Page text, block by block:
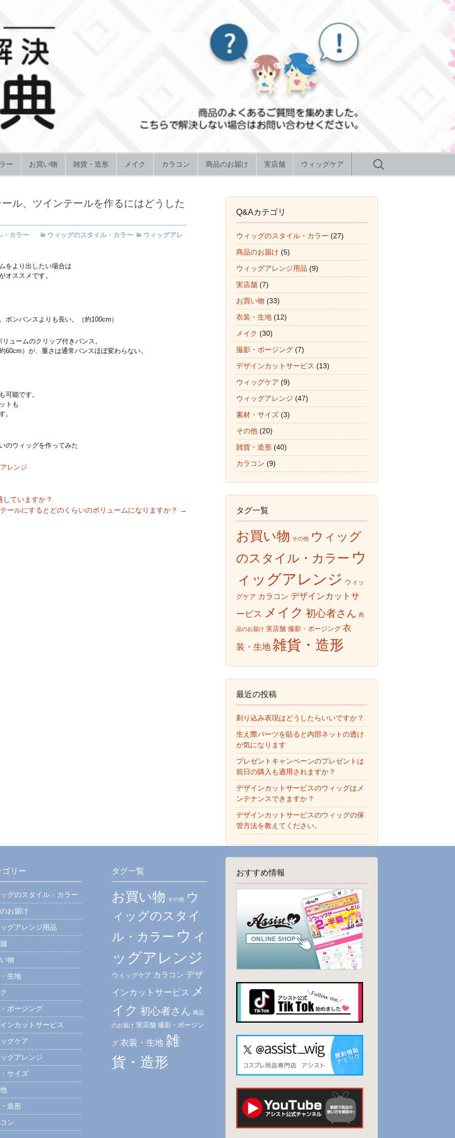
ー お買い物 雑貨・造形 メイク カラコン 商品のお届け 実店舗 ウィッグケア
検
ル、ツインテールを作るにはどうした
・カラー ウィッグのスタイル・カラー
ウィッグアレ
をより出したい場合は
オススメです。
ンバンスよりも長い。（約100cm）
ュームのクリップ付きバンス。
、重さは通常バンスほぼ変わらない。
可能です。
トも
。
のウィッグを作ってみた
レンジ
ていますか？
ールにするとどのくらいのボリュームになりますか？ →
Q&Aカテゴリ
ウィッグのスタイル・カラー (27)
商品のお届け (5)
ウィッグアレンジ用品 (9)
実店舗 (7)
お買い物 (33)
衣装・生地 (12)
メイク (30)
撮影・ポージング (7)
デザインカットサービス (13)
ウィッグケア (9)
ウィッグアレンジ (47)
素材・サイズ (3)
その他 (20)
雑貨・造形 (40)
カラコン (9)
タグ一覧
お買い物 その他 ウィッグ
のスタイル・カラー ウ
ィッグアレンジ ウィッ
グケア カラコン デザインカットサ
ービス メイク 初心者さん 商
品のお届け 実店舗 撮影・ポージング 衣
装・生地 雑貨・造形
最近の投稿
剃り込み表現はどうしたらいいですか？
生え際パーツを貼ると内部ネットの透け
が気になります
プレゼントキャンペーンのプレゼントは
前日の購入も適用されますか？
デザインカットサービスのウィッグはメ
ンテナンスできますか？
デザインカットサービスのウィッグの保
管方法を教えてください。
おすすめ情報
ゴリー
グのスタイル・カラー
お届け
グアレンジ用品
物
生地
ポージング
ンカットサービス
グケア
グアレンジ
サイズ
造形
ン
タグ一覧
お買い物 その他 ウ
ィッグのスタイ
ル・カラー ウィ
ッグアレンジ
ウィッグケア カラコン デザ
インカットサービス メ
イク 初心者さん 商品
のお届け 実店舗 撮影・ポージン
グ 衣装・生地 雑
貨・造形